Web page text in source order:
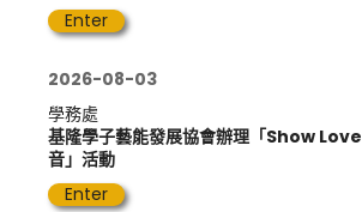
Enter
2026-08-03
學務處
基隆學子藝能發展協會辦理「Show
音」活動
Enter